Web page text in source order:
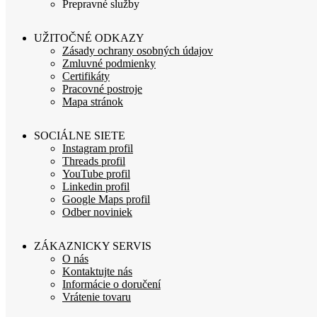
Prepravné služby
UŽITOČNÉ ODKAZY
Zásady ochrany osobných údajov
Zmluvné podmienky
Certifikáty
Pracovné postroje
Mapa stránok
SOCIÁLNE SIETE
Instagram profil
Threads profil
YouTube profil
Linkedin profil
Google Maps profil
Odber noviniek
ZÁKAZNICKY SERVIS
O nás
Kontaktujte nás
Informácie o doručení
Vrátenie tovaru